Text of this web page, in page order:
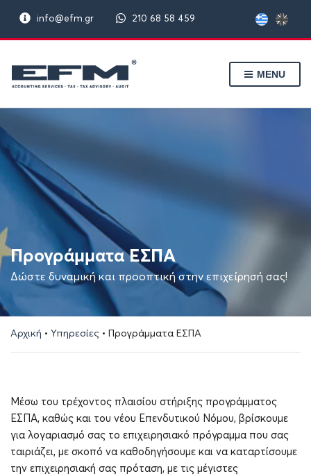
info@efm.gr 210 68 58 459
MENU
Προγράμματα ΕΣΠΑ
Δώστε δυναμική και προοπτική στην επιχείρησή σας!
Αρχική • Υπηρεσίες • Προγράμματα ΕΣΠΑ
Μέσω του τρέχοντος πλαισίου στήριξης προγράμματος
ΕΣΠΑ, καθώς και του νέου Επενδυτικού Νόμου, βρίσκουμε
για λογαριασμό σας το επιχειρησιακό πρόγραμμα που σας
ταιριάζει, με σκοπό να καθοδηγήσουμε και να καταρτίσουμε
την επιχειρησιακή σας πρόταση, με τις μέγιστες